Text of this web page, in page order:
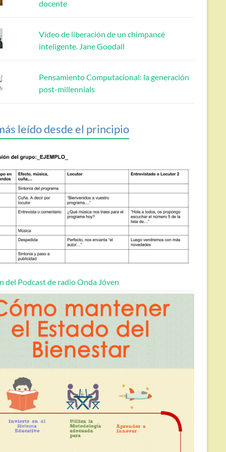
docente
Vídeo de liberación de un chimpancé
inteligente. Jane Goodall
Pensamiento Computacional: la generación
post-millennials
leído desde el principio
del Podcast de radio Onda Jóven